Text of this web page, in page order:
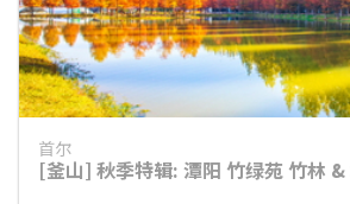
首尔
[釜山] 秋季特辑: 潭阳 竹绿苑 竹林